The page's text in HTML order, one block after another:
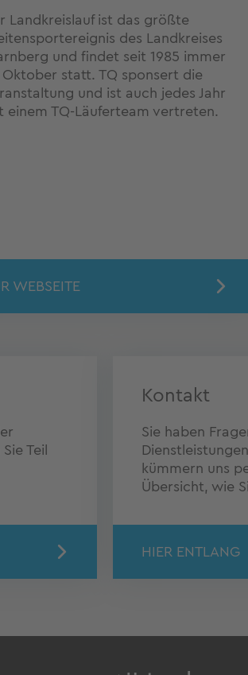
Landkreislauf ist das größte
des Landkreises
und findet seit 1985 immer
Oktober statt. TQ sponsert die
und ist auch jedes Jahr
einem TQ-Läuferteam vertreten.
WEBSEITE
Teil
Kontakt
Sie haben
kümmern uns
Übersicht, wie
HIER ENTLANG